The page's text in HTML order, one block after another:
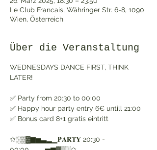
Le Club Francais, Währinger Str. 6-8, 1090
Wien, Österreich
Über die Veranstaltung
WEDNESDAYS DANCE FIRST, THINK
LATER!
✅ Party from 20:30 to 00:00
✅ Happy hour party entry 6€ untill 21:00
✅ Bonus card 8+1 gratis eintritt
✩░▒▓▆▅▃▂▁𝐏𝐀𝐑𝐓𝐘 20:30 -